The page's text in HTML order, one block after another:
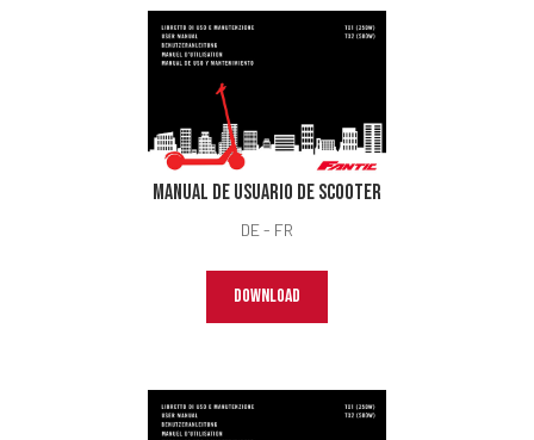
Manual de usuario de Scooter
DE - FR
DOWNLOAD